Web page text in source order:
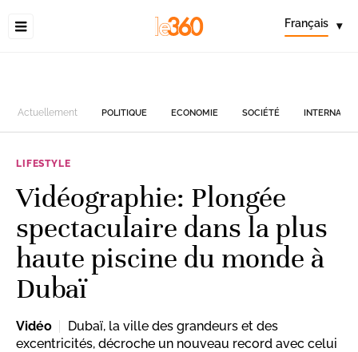
Français ▾
Actuellement POLITIQUE ECONOMIE SOCIÉTÉ
LIFESTYLE
Vidéographie: Plongée
spectaculaire dans la plus
haute piscine du monde à
Dubaï
Vidéo
Dubaï, la ville des grandeurs et des
excentricités, décroche un nouveau record avec celui